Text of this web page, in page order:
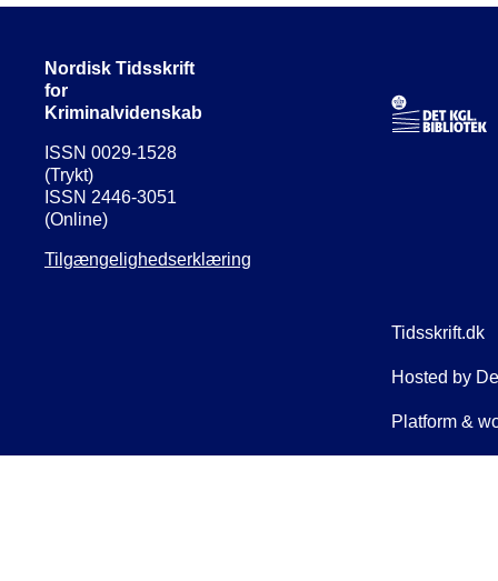
Nordisk Tidsskrift
for
Kriminalvidenskab
ISSN 0029-1528
(Trykt)
ISSN 2446-3051
(Online)
Tilgængelighedserklæring